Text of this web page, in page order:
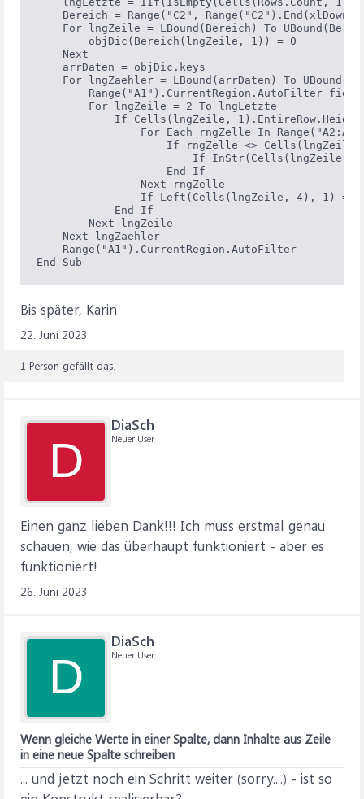
    Bereich = Range("C2", Range("C2").End(xlDown))
For lngZeile = LBound(Bereich) To
        objDic(Bereich(lngZeile, 1)) = 0
    Next
    arrDaten = objDic.keys
For lngZaehler = LBound(arrDaten) To
Range("A1").CurrentRegion.AutoFilter
        For lngZeile = 2 To lngLetzte
If Cells(lngZeile,
For Each rngZelle In Range("A2:A"
If rngZelle <>
If InStr(Cells(lngZeile,
                    End If
                Next rngZelle
If Left(Cells(lngZeile, 4), 1) =
            End If
        Next lngZeile
    Next lngZaehler
    Range("A1").CurrentRegion.AutoFilter
Bis später, Karin
22. Juni 2023
1 Person gefällt das.
D
DiaSch
Neuer User
Einen ganz lieben Dank!!! Ich muss erstmal genau
schauen, wie das überhaupt funktioniert - aber es
funktioniert!
26. Juni 2023
D
DiaSch
Neuer User
Wenn gleiche Werte in einer Spalte, dann Inhalte aus Zeile
in eine neue Spalte schreiben
... und jetzt noch ein Schritt weiter (sorry....) - ist so